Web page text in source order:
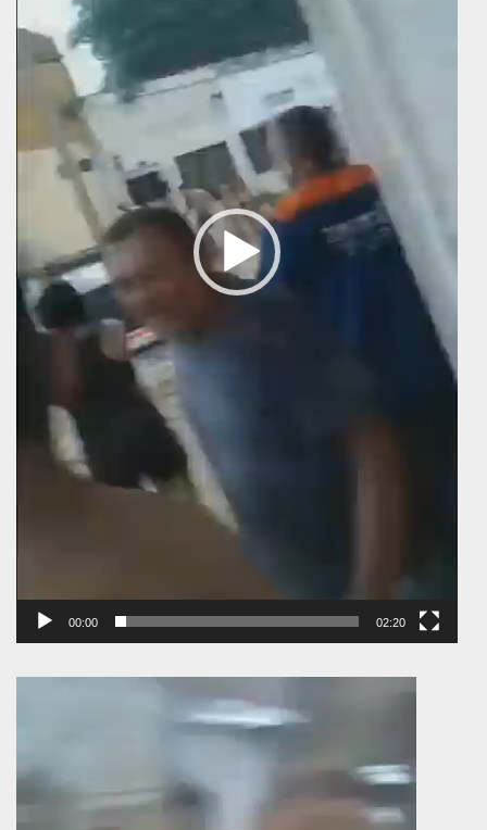
00:00 02:20